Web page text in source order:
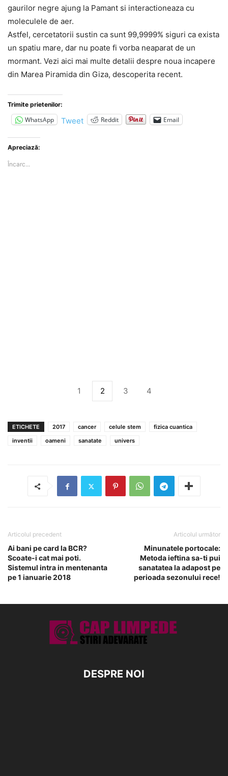
gaurilor negre ajung la Pamant si interactioneaza cu
moleculele de aer.
Astfel, cercetatorii sustin ca sunt 99,9999% siguri ca exista
un spatiu mare, dar nu poate fi vorba neaparat de un
mormant. Vezi aici mai multe detalii despre noua incapere
din Marea Piramida din Giza, descoperita recent.
Trimite prietenilor:
WhatsApp Tweet Reddit Email
Apreciază:
Încarc...
1 2 3 4
ETICHETE 2017 cancer celule stem
fizica cuantica
inventii
oameni sanatate univers
Articolul precedent
Ai bani pe card la BCR?
Scoate-i cat mai poti.
Sistemul intra in mentenanta
pe 1 ianuarie 2018
Articolul următor
Minunatele portocale:
Metoda ieftina sa-ti pui
sanatatea la adapost pe
perioada sezonului rece!
DESPRE NOI